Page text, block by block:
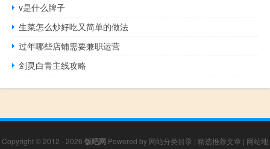
v是什么牌子
生菜怎么炒好吃又简单的做法
过年哪些店铺需要兼职运营
剑灵白青主线攻略
Copyright © 2012 - 2026 饭吧网 Powered by 网站分类目录 | 精选推荐文章 | 网站地